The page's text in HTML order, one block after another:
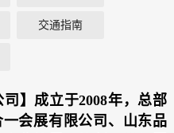
交通指南
成立于2008年，总部
会展有限公司、山东品